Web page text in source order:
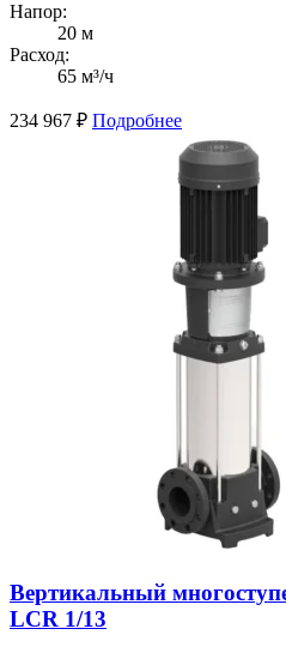
Напор:
20 м
Расход:
65 м³/ч
234 967 ₽ Подробнее
Вертикальный
LCR 1/13